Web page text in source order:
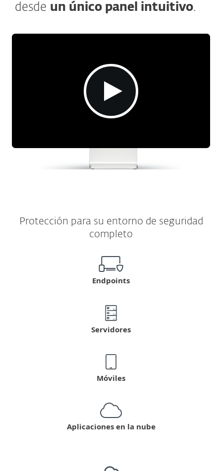
desde un único panel intuitivo.
Protección para su entorno de seguridad
completo
Endpoints
Servidores
Móviles
Aplicaciones en la nube